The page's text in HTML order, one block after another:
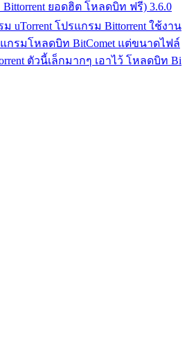
Bittorrent ยอดฮิต โหลดบิท ฟรี) 3.6.0
uTorrent โปรแกรม Bittorrent ใช้งาน
กรมโหลดบิท BitComet แต่ขนาดไฟล์
ตัวนี้เล็กมากๆ เอาไว้ โหลดบิท Bi